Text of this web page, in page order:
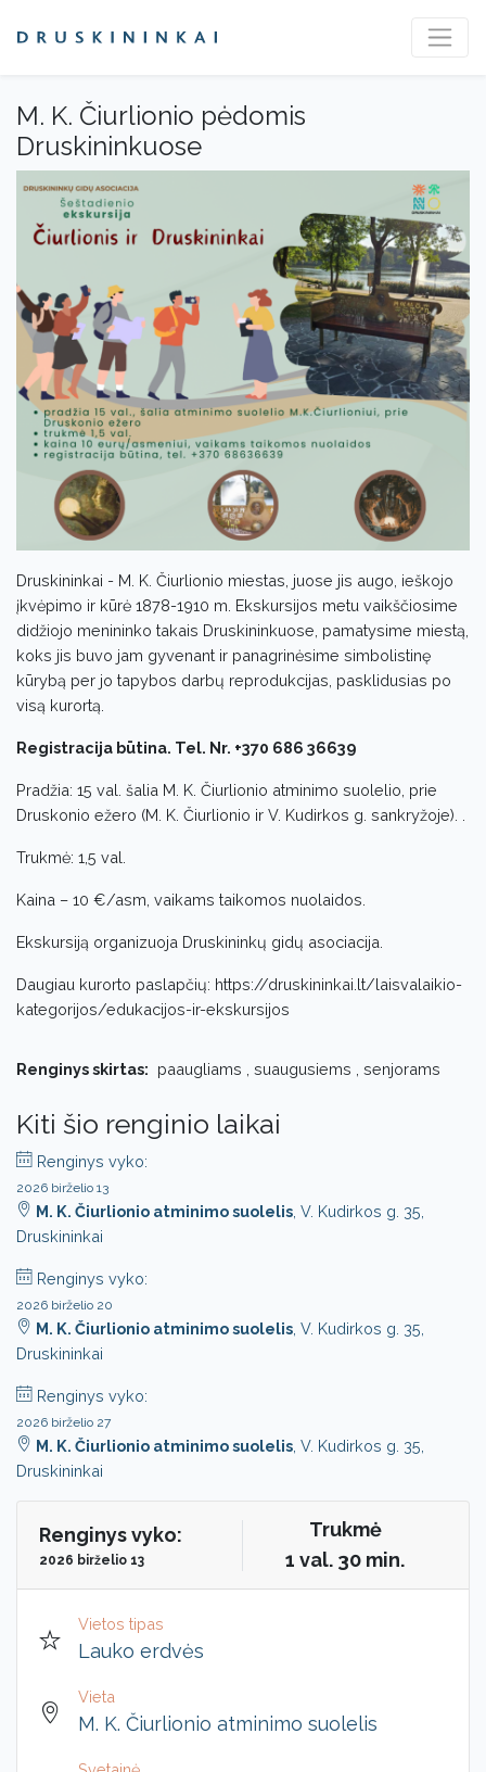
M. K. Čiurlionio pėdomis
Druskininkuose
Druskininkai - M. K. Čiurlionio miestas, juose jis augo, ieškojo
įkvėpimo ir kūrė 1878-1910 m. Ekskursijos metu vaikščiosime
didžiojo menininko takais Druskininkuose, pamatysime miestą,
koks jis buvo jam gyvenant ir panagrinėsime simbolistinę
kūrybą per jo tapybos darbų reprodukcijas, pasklidusias po
visą kurortą.
Registracija būtina. Tel. Nr. +370 686 36639
Pradžia: 15 val. šalia M. K. Čiurlionio atminimo suolelio, prie
Druskonio ežero (M. K. Čiurlionio ir V. Kudirkos g. sankryžoje). .
Trukmė: 1,5 val.
Kaina – 10 €/asm, vaikams taikomos nuolaidos.
Ekskursiją organizuoja Druskininkų gidų asociacija.
Daugiau kurorto paslapčių: https://druskininkai.lt/laisvalaikio-
kategorijos/edukacijos-ir-ekskursijos
Renginys skirtas: paaugliams , suaugusiems , senjorams
Kiti šio renginio laikai
Renginys vyko:
2026 birželio 13
M. K. Čiurlionio atminimo suolelis , V. Kudirkos g. 35,
Druskininkai
Renginys vyko:
2026 birželio 20
M. K. Čiurlionio atminimo suolelis , V. Kudirkos g. 35,
Druskininkai
Renginys vyko:
2026 birželio 27
M. K. Čiurlionio atminimo suolelis , V. Kudirkos g. 35,
Druskininkai
Renginys vyko:
2026 birželio 13
Trukmė
1 val. 30 min.
Vietos tipas
Lauko erdvės
Vieta
M. K. Čiurlionio atminimo suolelis